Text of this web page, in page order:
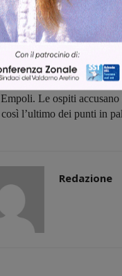
break ed è ancora la
. Sul 14-12 dopo due ore
controlla male un
rete e il Volley Arno che
si disperano. Ma il
da parte di una delle
Le ospiti
così l’ultimo dei punti in
Redazione